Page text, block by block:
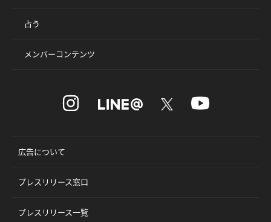
占う
メンバーコンテンツ
広告について
プレスリリース窓口
プレスリリース一覧